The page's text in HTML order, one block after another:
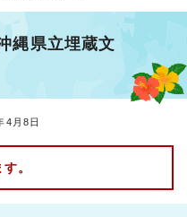
縄県立埋蔵文
月8日
。